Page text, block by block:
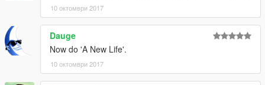
10 октомври 2017
Dauge
Now do 'A New Life'.
10 октомври 2017